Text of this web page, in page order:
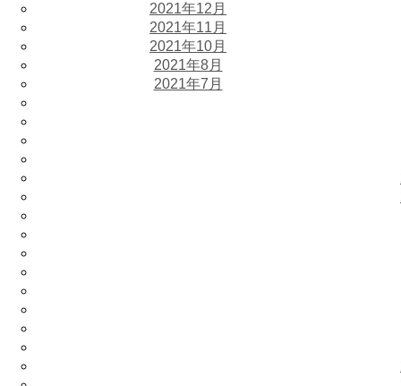
2021年12月
2021年11月
2021年10月
2021年8月
2021年7月